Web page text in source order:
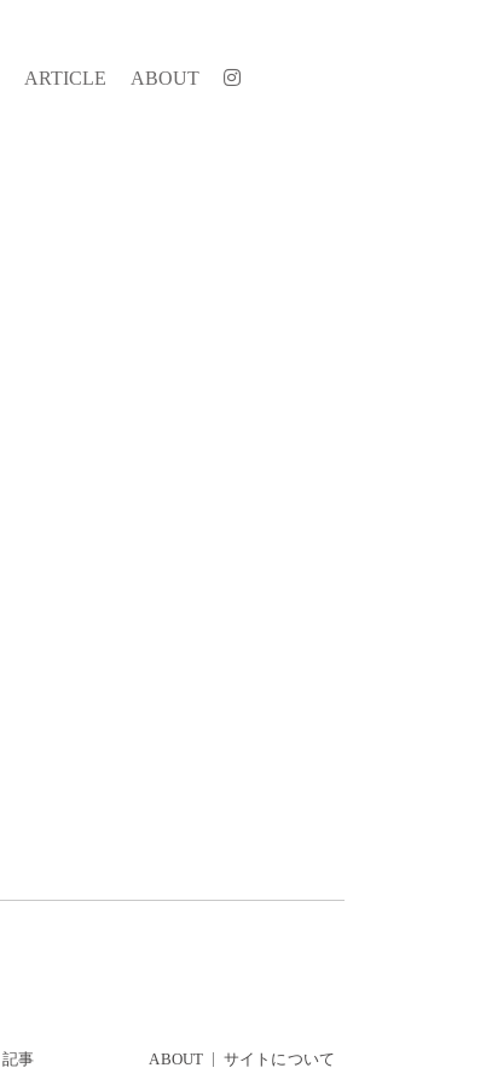
ARTICLE ABOUT
記事 ABOUT サイトについて